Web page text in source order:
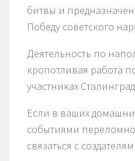
битвы и
Победу советского
Деятельность по
кропотливая работа
участниках
Если в ваших
событиями
связаться с